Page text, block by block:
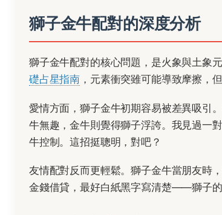
獅子金牛配對的深度分析
獅子金牛配對的核心問題，是火象與土象
礎占星指南 ，元素衝突雖可能導致摩擦，
愛情方面，獅子金牛初期容易被差異吸引
牛無趣，金牛則覺得獅子浮誇。我見過一
牛控制。這招挺聰明，對吧？
友情配對反而更輕鬆。獅子金牛當朋友時
金錢借貸，最好白紙黑字寫清楚——獅子的